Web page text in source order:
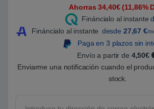
0
s
e
5
d
Ahorras 34,40€ (11,86%
Fináncialo al instante
Fináncialo al instante desde 27,67 €/
Paga en 3 plazos sin
Envío a partir de 4,50€
Enviarme una notificación cuando el
stock.